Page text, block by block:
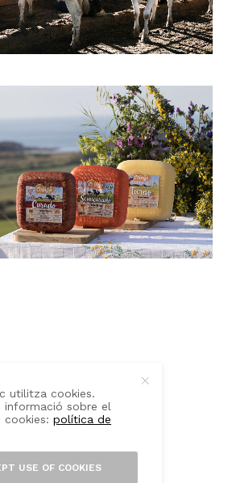
CONTACTE
utilitza cookies.
informació sobre el
cookies:política de
USE OF COOKIES